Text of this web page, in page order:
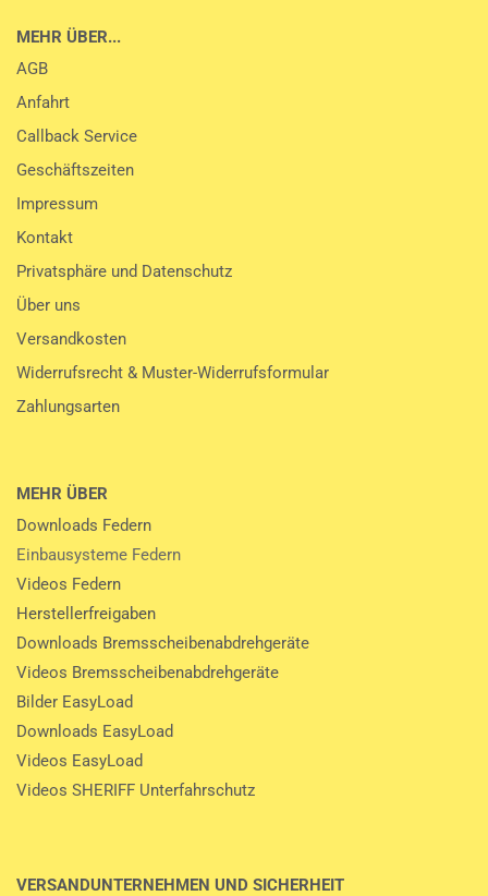
MEHR ÜBER...
AGB
Anfahrt
Callback Service
Geschäftszeiten
Impressum
Kontakt
Privatsphäre und Datenschutz
Über uns
Versandkosten
Widerrufsrecht & Muster-Widerrufsformular
Zahlungsarten
MEHR ÜBER
Downloads Federn
Einbausysteme Federn
Videos Federn
Herstellerfreigaben
Downloads Bremsscheibenabdrehgeräte
Videos Bremsscheibenabdrehgeräte
Bilder EasyLoad
Downloads EasyLoad
Videos EasyLoad
Videos SHERIFF Unterfahrschutz
VERSANDUNTERNEHMEN UND SICHERHEIT